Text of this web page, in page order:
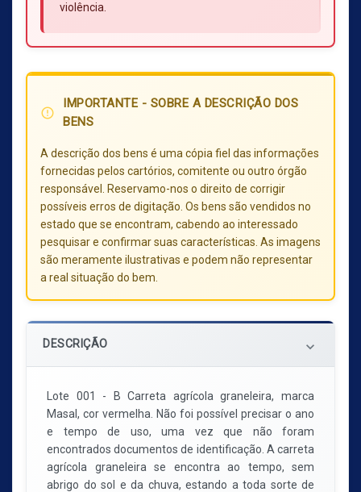
violência.
error_outline
IMPORTANTE - SOBRE A DESCRIÇÃO DOS
BENS
A descrição dos bens é uma cópia fiel das informações
fornecidas pelos cartórios, comitente ou outro órgão
responsável. Reservamo-nos o direito de corrigir
possíveis erros de digitação. Os bens são vendidos no
estado que se encontram, cabendo ao interessado
pesquisar e confirmar suas características. As imagens
são meramente ilustrativas e podem não representar
a real situação do bem.
DESCRIÇÃO keyboard_arrow_down
Lote 001 - B Carreta agrícola graneleira, marca
Masal, cor vermelha. Não foi possível precisar o ano
e tempo de uso, uma vez que não foram
encontrados documentos de identificação. A carreta
agrícola graneleira se encontra ao tempo, sem
abrigo do sol e da chuva, estando a toda sorte de